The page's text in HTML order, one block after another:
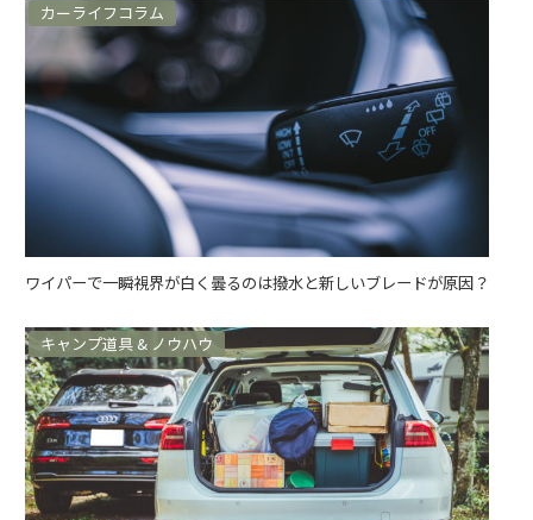
カーライフコラム
ワイパーで一瞬視界が白く曇るのは撥水と新しいブレードが原因？
キャンプ道具 & ノウハウ